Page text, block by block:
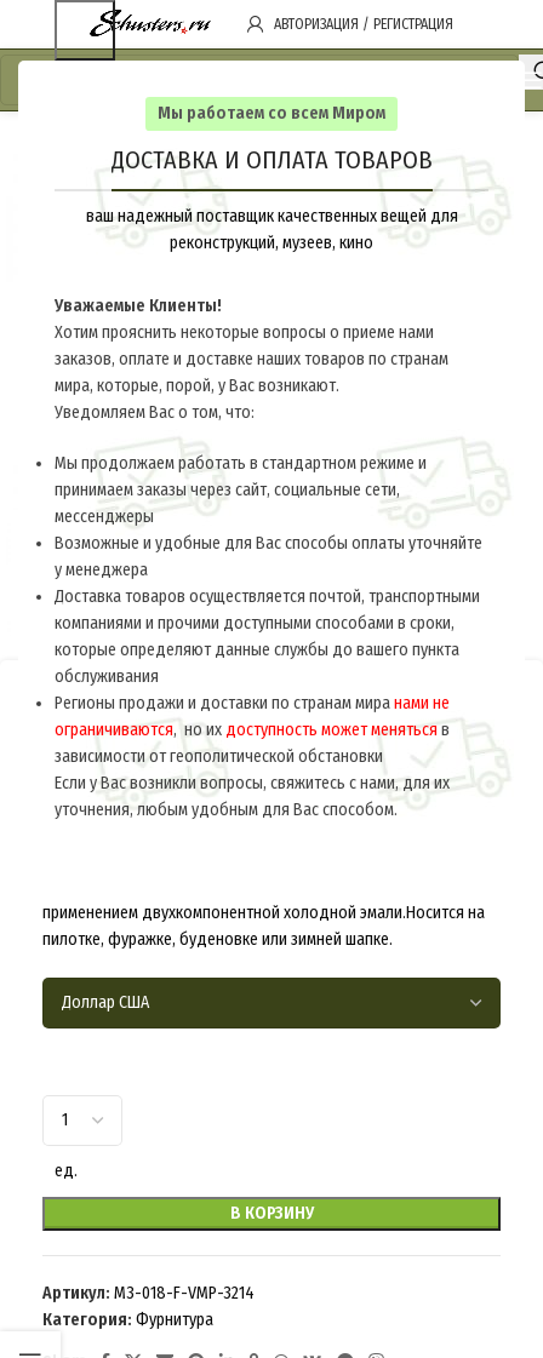
Мы работаем со всем Миром
ДОСТАВКА И ОПЛАТА ТОВАРОВ
ваш надежный поставщик качественных вещей для
реконструкций, музеев, кино
Уважаемые Клиенты!
Хотим прояснить некоторые вопросы о приеме нами
заказов, оплате и доставке наших товаров по странам
мира, которые, порой, у Вас возникают.
Уведомляем Вас о том, что:
Мы продолжаем работать в стандартном режиме и
принимаем заказы через сайт, социальные сети,
мессенджеры
Возможные и удобные для Вас способы оплаты уточняйте
у менеджера
Доставка товаров осуществляется почтой, транспортными
компаниями и прочими доступными способами в сроки,
которые определяют данные службы до вашего пункта
обслуживания
Регионы продажи и доставки по странам миранами не
ограничиваются, но их доступность может меняться в
зависимости от геополитической обстановки
Если у Вас возникли вопросы, свяжитесь с нами, для их
уточнения, любым удобным для Вас способом.
АВТОРИЗАЦИЯ / РЕГИСТРАЦИЯ
Главная РСФСР-СССР 1918-1945 Фурнитура
Звезда обр. 1936 г. к головным уборам (31
мм) M3-018-F
применением двухкомпонентной холодной эмали.Носится на
пилотке, фуражке, буденовке или зимней шапке.
ед.
В КОРЗИНУ
Артикул: M3-018-F-VMP-3214
Категория: Фурнитура